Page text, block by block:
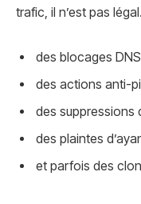
trafic, il n’est pas
des blocages
des actions anti-
des suppressions
des plaintes
et parfois des